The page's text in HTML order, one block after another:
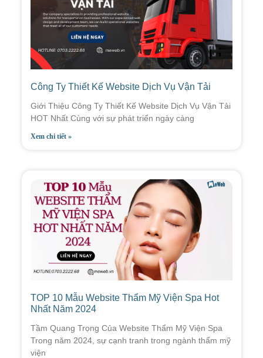
Công Ty Thiết Kế Website Dịch Vụ Vận Tải
Giới Thiệu Công Ty Thiết Kế Website Dịch Vụ Vận Tải
HOT Nhất Cùng với sự phát triển ngày càng
Xem chi tiết »
TOP 10 Mẫu Website Thẩm Mỹ Viện Spa Hot
Nhất Năm 2024
Tầm Quang Trọng Của Website Thẩm Mỹ Viện Spa
Trong năm 2024, sự cạnh tranh trong ngành thẩm mỹ
viện